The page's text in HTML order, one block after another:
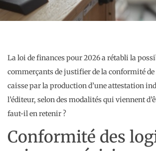
La loi de finances pour 2026 a rétabli la
commerçants de justifier de la conformité
caisse par la production d’une attestation
l’éditeur, selon des modalités qui viennent
faut-il en retenir ?
Conformité des